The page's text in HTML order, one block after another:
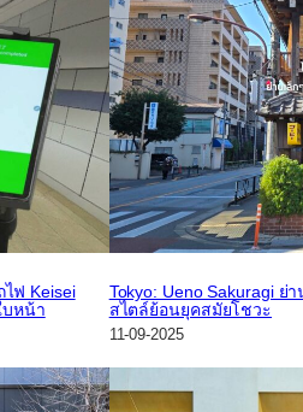
ไฟ Keisei
บหน้า
Tokyo: Ueno Sakuragi ย่
สไตล์ย้อนยุคสมัยโชวะ
11-09-2025